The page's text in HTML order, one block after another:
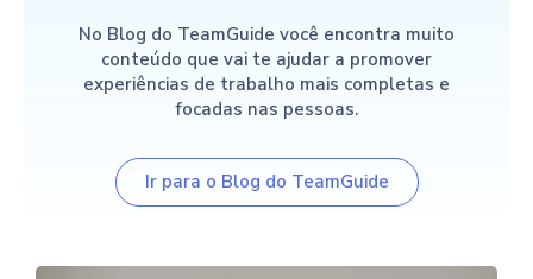
No Blog do TeamGuide você encontra muito
conteúdo que vai te ajudar a promover
experiências de trabalho mais completas e
focadas nas pessoas.
Ir para o Blog do TeamGuide